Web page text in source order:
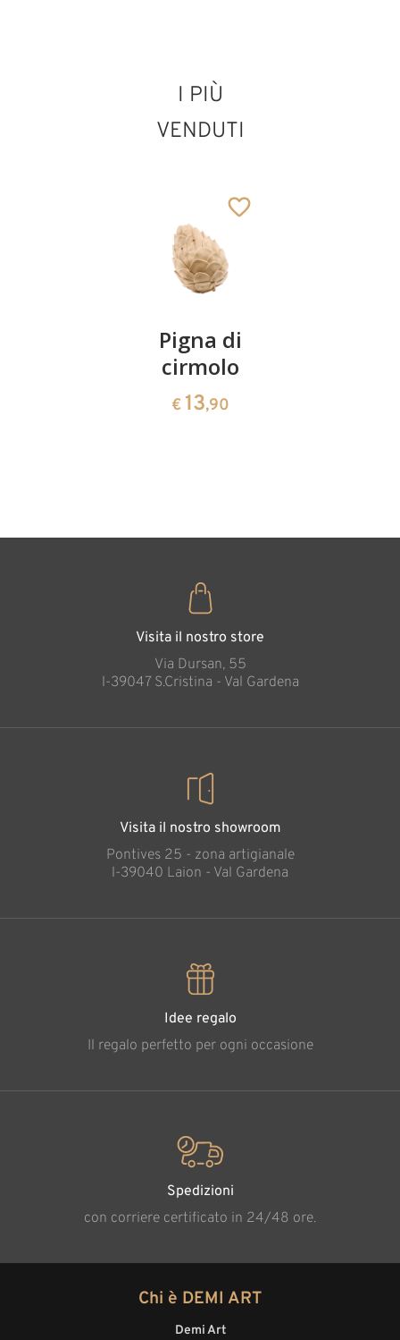
San Raimondo
Peñafort
Aggiunto al carrello
I PIÙ
VENDUTI
Pigna di
cirmolo
€ 13,90
Visita il nostro store
Via Dursan, 55
l-39047 S.Cristina - Val Gardena
Visita il nostro showroom
Pontives 25 - zona artigianale
l-39040 Laion - Val Gardena
Idee regalo
Il regalo perfetto per ogni occasione
Spedizioni
con corriere certificato in 24/48 ore.
Chi è DEMI ART
Demi Art